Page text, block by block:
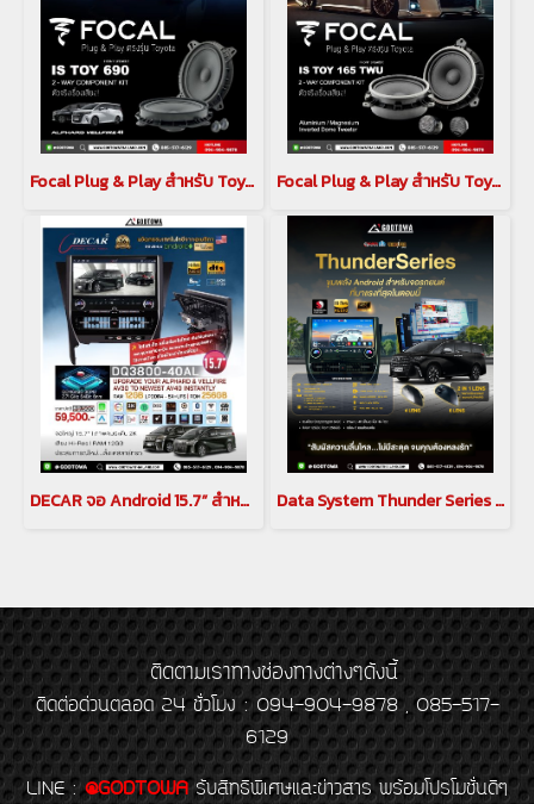
Focal Plug & Play สำหรับ Toyota Alphard / Vellfire 40 ชุดลำโพง IS TOY 690 2 Way Component Kit Focal Plug & Play สำหรับ Toyota Alphard / Vellfire 30 ชุดลำโพงหน้า IS TOY 165 TWU 2 Way Component Kit
DECAR จอ Android 15.7” สำหรับ Alphard / Vellfire 30 Series Data System Thunder Series จอ Android สำหรับ Alphard AH30 จอ Android 15.7” สามารถเพิ่มออฟชันเป็นกล้อง 360 6 LEN
ติดตามเราทางช่องทางต่างๆดังนี้
ติดต่อด่วนตลอด 24 ชั่วโมง : 094-904-9878 , 085-517-
6129
LINE : @GODTOWA รับสิทธิพิเศษและข่าวสาร พร้อมโปรโมชั่นดีๆ